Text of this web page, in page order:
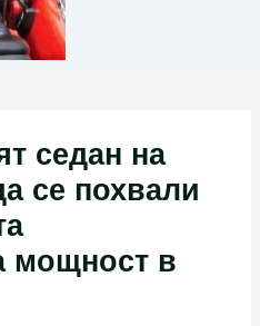
седан на
се похвали
мощност в